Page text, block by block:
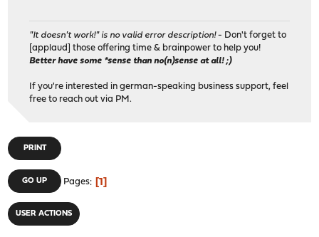
"It doesn't work!" is no valid error description!- Don't forget to
[applaud] those offering time & brainpower to help you!
Better have some *sense than no(n)sense at all! ;)
If you're interested in german-speaking business support, feel
free to reach out via PM.
PRINT
GO UP Pages 1
USER ACTIONS